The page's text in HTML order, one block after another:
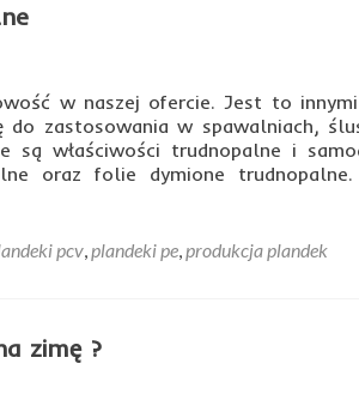
w naszej ofercie. Jest to
do zastosowania w spawalniach,
właściwości trudnopalne i
oraz folie dymione
pcv,plandeki pe,produkcja plandek
zimę ?